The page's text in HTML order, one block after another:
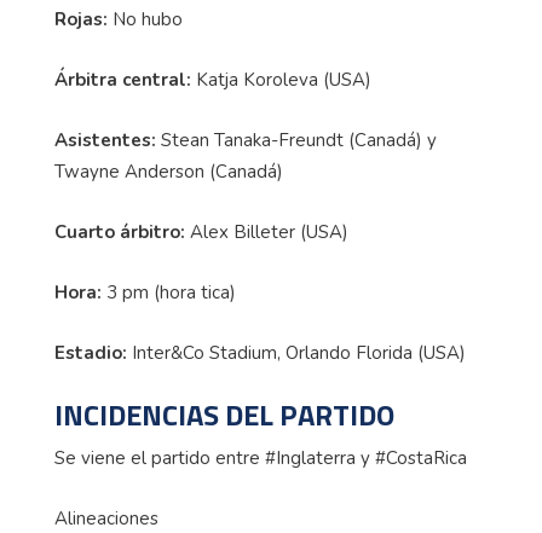
Rojas: No hubo
Árbitra central: Katja Koroleva (USA)
Asistentes: Stean Tanaka-Freundt (Canadá) y
Twayne Anderson (Canadá)
Cuarto árbitro: Alex Billeter (USA)
Hora: 3 pm (hora tica)
Estadio: Inter&Co Stadium, Orlando Florida (USA)
INCIDENCIAS DEL PARTIDO
Se viene el partido entre #Inglaterra y #CostaRica
Alineaciones